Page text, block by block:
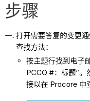
步骤
打开需要答复的变更
查找方法：
按主题行找到电子
PCCO #：标题”。
接以在 Procore 中